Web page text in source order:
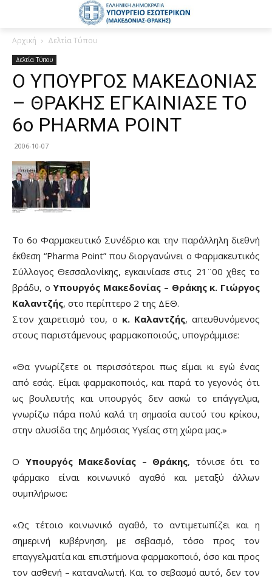
Αρχική Δελτία Τύπου
Δελτία Τύπου
Ο ΥΠΟΥΡΓΟΣ ΜΑΚΕΔΟΝΙΑΣ
– ΘΡΑΚΗΣ ΕΓΚΑΙΝΙΑΣΕ ΤΟ
6ο PHARMA POINT
2006-10-07
Το 6ο Φαρμακευτικό Συνέδριο και την παράλληλη διεθνή
έκθεση “Pharma Point” που διοργανώνει ο Φαρμακευτικός
Σύλλογος Θεσσαλονίκης, εγκαινίασε στις 21¨00 χθες το
βράδυ, οΥπουργός Μακεδονίας – Θράκης κ. Γιώργος
Καλαντζής, στο περίπτερο 2 της ΔΕΘ.
Στον χαιρετισμό του, ο κ. Καλαντζής, απευθυνόμενος
στους παριστάμενους φαρμακοποιούς, υπογράμμισε:
«Θα γνωρίζετε οι περισσότεροι πως είμαι κι εγώ ένας
από εσάς. Είμαι φαρμακοποιός, και παρά το γεγονός ότι
ως βουλευτής και υπουργός δεν ασκώ το επάγγελμα,
γνωρίζω πάρα πολύ καλά τη σημασία αυτού του κρίκου,
στην αλυσίδα της Δημόσιας Υγείας στη χώρα μας.»
Ο Υπουργός Μακεδονίας – Θράκης, τόνισε ότι το
φάρμακο είναι κοινωνικό αγαθό και μεταξύ άλλων
συμπλήρωσε:
«Ως τέτοιο κοινωνικό αγαθό, το αντιμετωπίζει και η
σημερινή κυβέρνηση, με σεβασμό, τόσο προς τον
επαγγελματία και επιστήμονα φαρμακοποιό, όσο και προς
τον ασθενή – καταναλωτή. Και το σεβασμό αυτό, δεν τον